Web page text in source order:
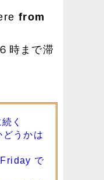
from
時まで滞
く
どうかは
で